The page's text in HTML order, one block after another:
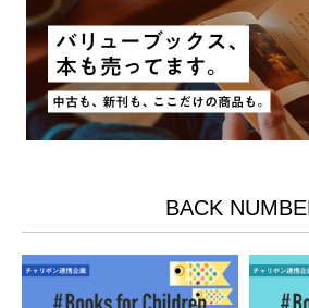
BACK